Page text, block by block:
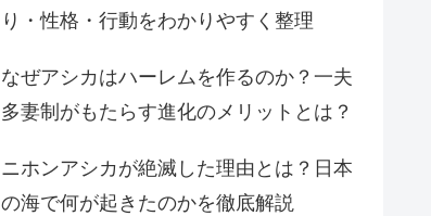
り・性格・行動をわかりやすく整理
なぜアシカはハーレムを作るのか？一夫
多妻制がもたらす進化のメリットとは？
ニホンアシカが絶滅した理由とは？日本
の海で何が起きたのかを徹底解説